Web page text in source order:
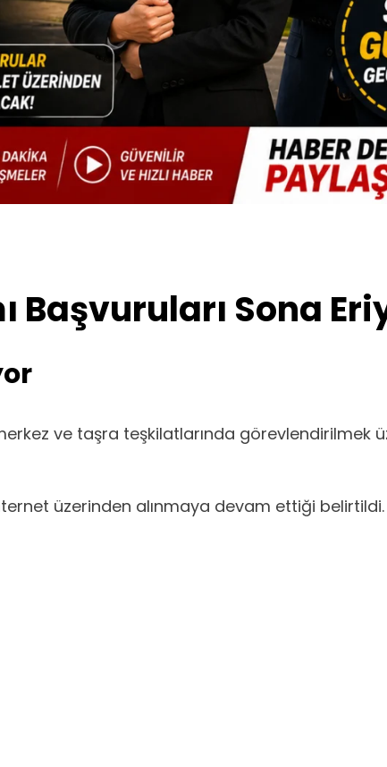
Başvuruları Sona
ve taşra teşkilatlarında görevlendirilmek
üzerinden alınmaya devam ettiği belirtildi.